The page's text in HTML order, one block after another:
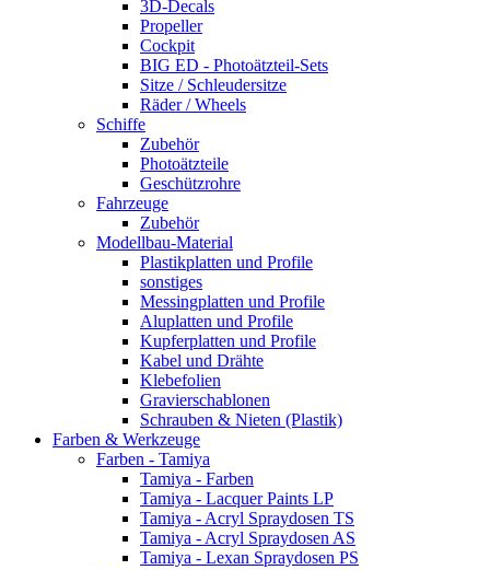
3D-Decals
Propeller
Cockpit
BIG ED - Photoätzteil-Sets
Sitze / Schleudersitze
Räder / Wheels
Schiffe
Zubehör
Photoätzteile
Geschützrohre
Fahrzeuge
Zubehör
Modellbau-Material
Plastikplatten und Profile
sonstiges
Messingplatten und Profile
Aluplatten und Profile
Kupferplatten und Profile
Kabel und Drähte
Klebefolien
Gravierschablonen
Schrauben & Nieten (Plastik)
Farben & Werkzeuge
Farben - Tamiya
Tamiya - Farben
Tamiya - Lacquer Paints LP
Tamiya - Acryl Spraydosen TS
Tamiya - Acryl Spraydosen AS
Tamiya - Lexan Spraydosen PS